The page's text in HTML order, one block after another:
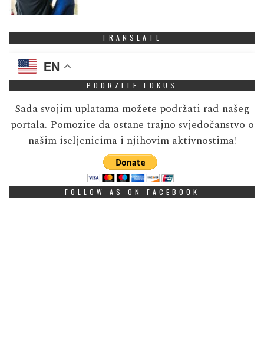
TRANSLATE
EN
PODRZITE FOKUS
Sada svojim uplatama možete podržati rad našeg
portala. Pomozite da ostane trajno svjedočanstvo o
našim iseljenicima i njihovim aktivnostima!
FOLLOW AS ON FACEBOOK